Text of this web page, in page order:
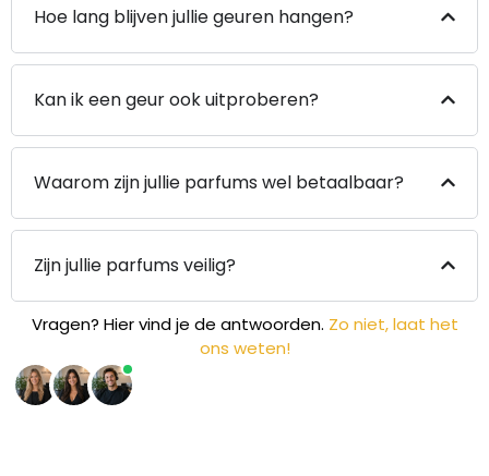
Hoe lang blijven jullie geuren hangen?
Kan ik een geur ook uitproberen?
Waarom zijn jullie parfums wel betaalbaar?
Zijn jullie parfums veilig?
Vragen? Hier vind je de antwoorden. Zo niet, laat het
ons weten!